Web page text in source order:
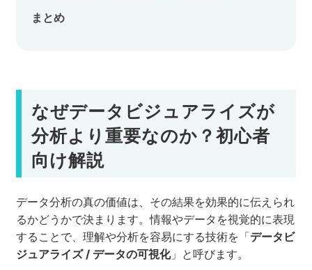
まとめ
なぜデータビジュアライズが
分析より重要なのか？初心者
向け解説
データ分析の真の価値は、その結果を効果的に伝えられ
るかどうかで決まります。情報やデータを視覚的に表現
することで、理解や分析を容易にする技術を「データビ
ジュアライズ / データの可視化」と呼びます。